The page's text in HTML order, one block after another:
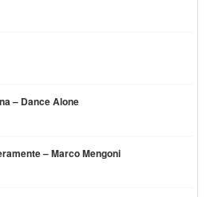
– Dance Alone
– Marco Mengoni